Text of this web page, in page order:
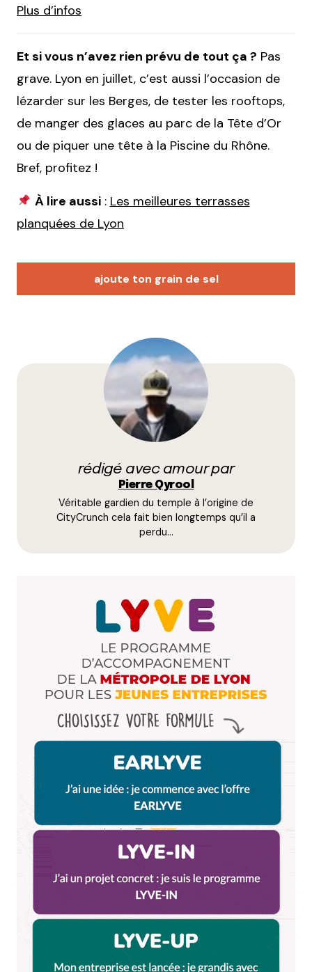
Plus d’infos
Et si vous n’avez rien prévu de tout ça ? Pas
grave. Lyon en juillet, c’est aussi l’occasion de
lézarder sur les Berges, de tester les rooftops,
de manger des glaces au parc de la Tête d’Or
ou de piquer une tête à la Piscine du Rhône.
Bref, profitez !
À lire aussi: Les meilleures terrasses
planquées de Lyon
ajoute ton grain de sel
Votre adresse e-mail ne sera pas publiée.
champs obligatoires sont indiqués avec
E-mail*
Enregistrer mon nom, mon e-mail et mon site dans le
Prévenez-moi de tous les nouveaux commentaires
Et bim !
rédigé avec amour par
Pierre Qyrool
Véritable gardien du temple à l’origine de
CityCrunch cela fait bien longtemps qu’il a
perdu…